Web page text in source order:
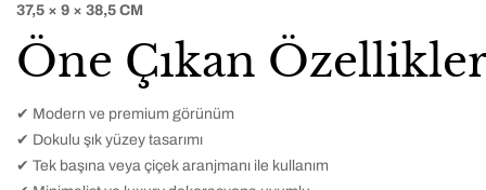
37,5 × 9 × 38,5 CM
Öne Çıkan
✔ Modern ve premium görünüm
✔ Dokulu şık yüzey tasarımı
✔ Tek başına veya çiçek aranjmanı ile kullanım